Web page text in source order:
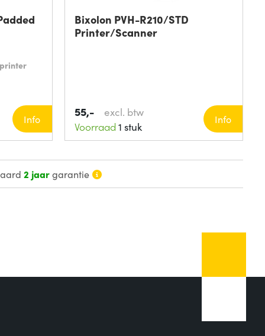
Info
Bixolon PVH-R210/STD
Printer/Scanner
55,-
excl. btw
Voorraad 1 stuk
Info
2 jaargarantie